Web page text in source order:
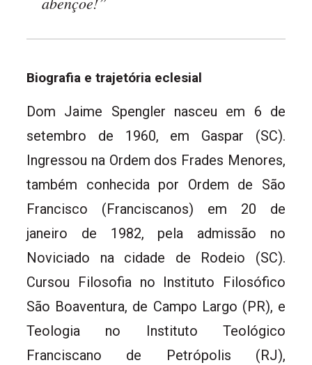
Biografia e trajetória eclesial
Dom Jaime Spengler nasceu em 6 de
setembro de 1960, em Gaspar (SC).
Ingressou na Ordem dos Frades Menores,
também conhecida por Ordem de São
Francisco (Franciscanos) em 20 de
janeiro de 1982, pela admissão no
Noviciado na cidade de Rodeio (SC).
Cursou Filosofia no Instituto Filosófico
São Boaventura, de Campo Largo (PR), e
Teologia no Instituto Teológico
Franciscano de Petrópolis (RJ),